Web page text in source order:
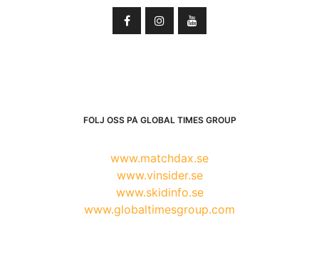
FÖLJ OSS PÅ GLOBAL TIMES GROUP
www.matchdax.se
www.vinsider.se
www.skidinfo.se
www.globaltimesgroup.com